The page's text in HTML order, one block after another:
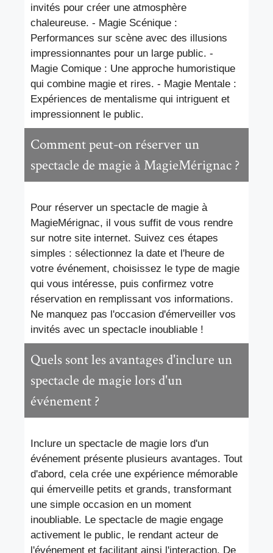
invités pour créer une atmosphère
chaleureuse. - Magie Scénique :
Performances sur scène avec des illusions
impressionnantes pour un large public. -
Magie Comique : Une approche humoristique
qui combine magie et rires. - Magie Mentale :
Expériences de mentalisme qui intriguent et
impressionnent le public.
Comment peut-on réserver un
spectacle de magie à MagieMérignac ?
Pour réserver un spectacle de magie à
MagieMérignac, il vous suffit de vous rendre
sur notre site internet. Suivez ces étapes
simples : sélectionnez la date et l'heure de
votre événement, choisissez le type de magie
qui vous intéresse, puis confirmez votre
réservation en remplissant vos informations.
Ne manquez pas l'occasion d'émerveiller vos
invités avec un spectacle inoubliable !
Quels sont les avantages d'inclure un
spectacle de magie lors d'un
événement ?
Inclure un spectacle de magie lors d'un
événement présente plusieurs avantages. Tout
d'abord, cela crée une expérience mémorable
qui émerveille petits et grands, transformant
une simple occasion en un moment
inoubliable. Le spectacle de magie engage
activement le public, le rendant acteur de
l'événement et facilitant ainsi l'interaction. De